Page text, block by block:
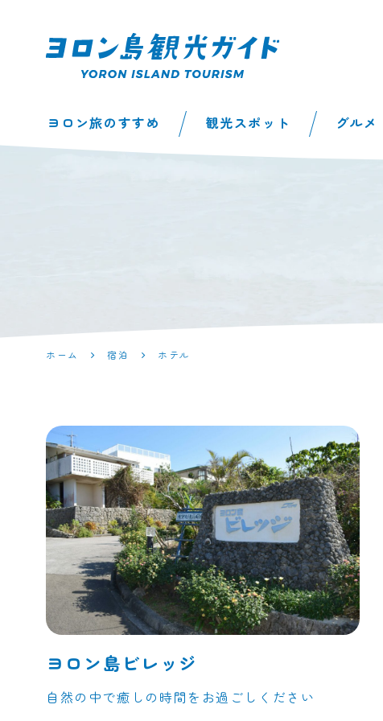
ド | 鹿児島県最南
ヨロン旅のすすめ 観光スポット グルメ
ホーム 宿泊 ホテル
ヨロン島ビレッジ
自然の中で癒しの時間をお過ごしください